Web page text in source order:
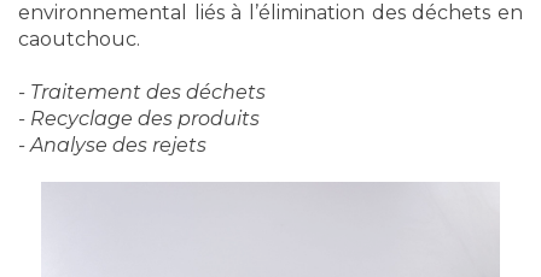
environnemental liés à l’élimination des déchets en
caoutchouc.
- Traitement des déchets
- Recyclage des produits
- Analyse des rejets